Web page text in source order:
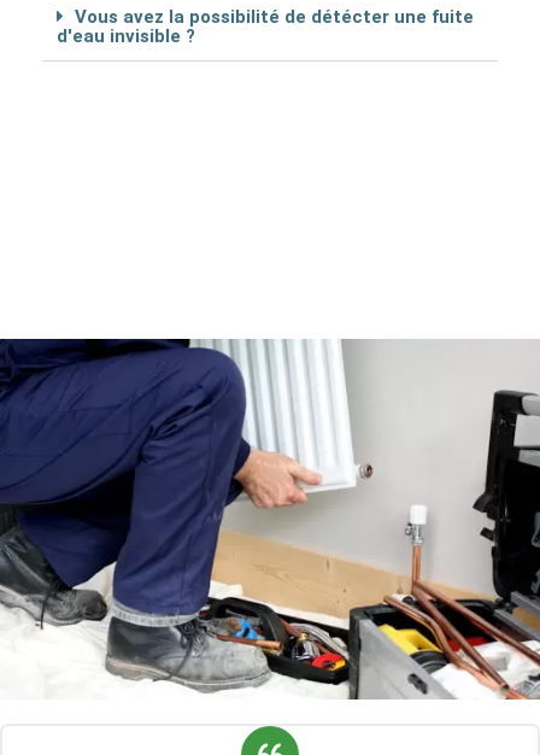
Vous avez la possibilité de détécter une fuite
d'eau invisible ?